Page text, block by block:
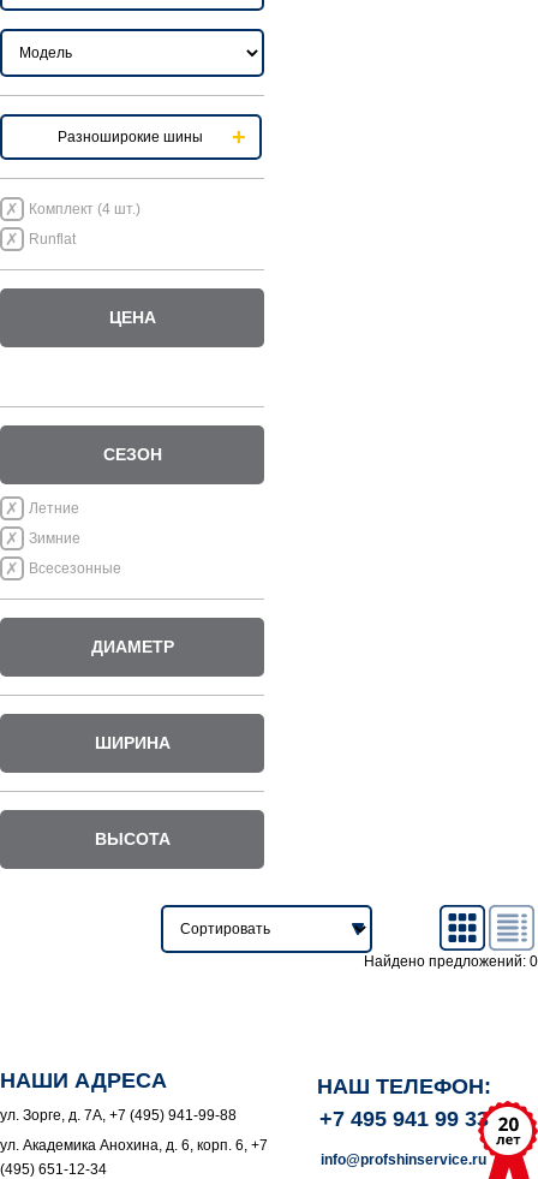
Разноширокие шины
Комплект (4 шт.)
Runflat
ЦЕНА
СЕЗОН
Летние
Зимние
Всесезонные
ДИАМЕТР
ШИРИНА
ВЫСОТА
Найдено предложений: 0
НАШИ АДРЕСА
ул. Зорге, д. 7А, +7 (495) 941-99-88
ул. Академика Анохина, д. 6, корп. 6, +7
(495) 651-12-34
НАШ ТЕЛЕФОН:
+7 495 941 99 33
info@profshinservice.ru